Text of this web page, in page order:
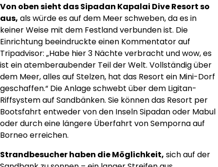
Von oben sieht das Sipadan Kapalai Dive Resort so
aus, als würde es auf dem Meer schweben, da es in
keiner Weise mit dem Festland verbunden ist. Die
Einrichtung beeindruckte einen Kommentator auf
Tripadvisor: „Habe hier 3 Nächte verbracht und wow, es
ist ein atemberaubender Teil der Welt. Vollständig über
dem Meer, alles auf Stelzen, hat das Resort ein Mini-Dorf
geschaffen.“ Die Anlage schwebt über dem Ligitan-
Riffsystem auf Sandbänken. Sie können das Resort per
Bootsfahrt entweder von den Inseln Sipadan oder Mabul
oder durch eine längere Überfahrt von Semporna auf
Borneo erreichen.
Strandbesucher haben die Möglichkeit, sich auf der